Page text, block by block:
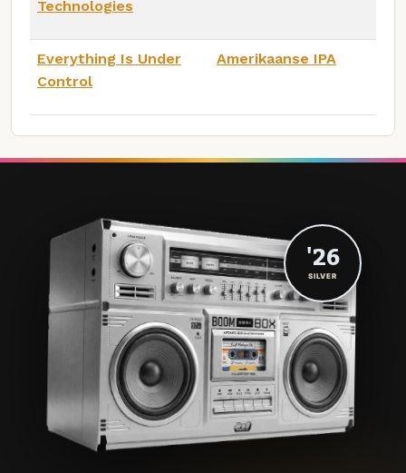
Technologies
Everything Is Under
Control
Amerikaanse IPA
'26
SILVER